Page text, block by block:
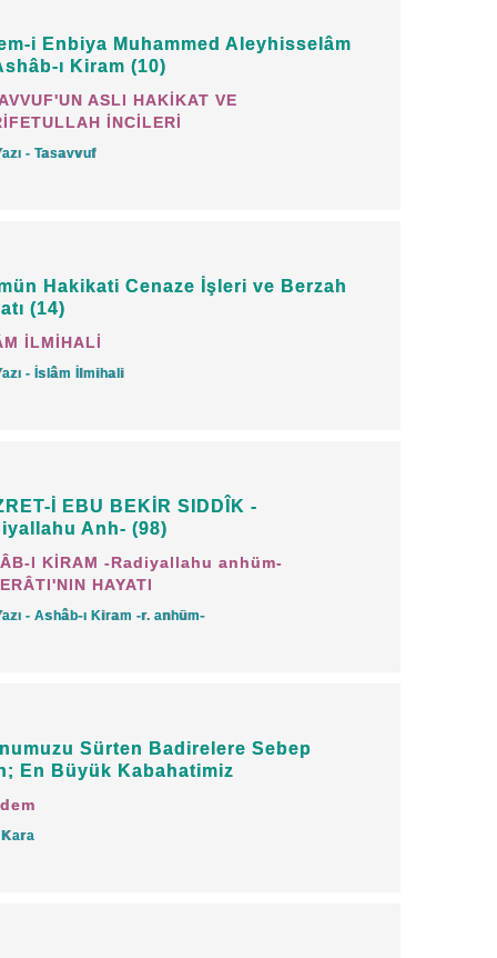
artır."(Tâhâ: 114)
i Allah'ın ihsan ettiği ilim ile amel
o ilmi benimsemiş, o ilimle
ve O'ndan korkmayan, emirlerine
kaçınmayan kimselere"Âlimdir"
Mâsiyet işleyene âlim denmez. Zira
nehyettiği şeyler bulunan bir âlim,
kendisini otomatikman azletmiş
i Enbiya Muhammed Aleyhisselâm
ı Kiram (10)
ASLI HAKİKAT VE
İNCİLERİ
- Tasavvuf
Hakikati Cenaze İşleri ve Berzah
(14)
İLMİHALİ
- İslâm İlmihali
İ EBU BEKİR SIDDÎK -
Anh- (98)
I KİRAM -Radiyallahu anhüm-
HAYATI
- Ashâb-ı Kiram -r. anhüm-
Sürten Badirelere Sebep
En Büyük Kabahatimiz